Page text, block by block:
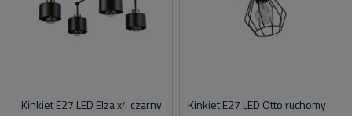
Kinkiet E27 LED Elza x4 czarny
Kinkiet E27 LED Otto ruchomy